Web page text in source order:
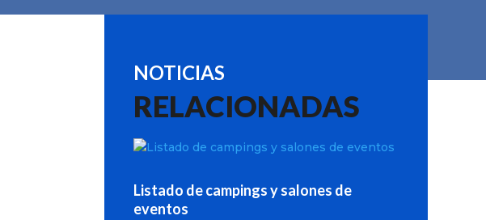
NOTICIAS
RELACIONADAS
Listado de campings y salones de
eventos